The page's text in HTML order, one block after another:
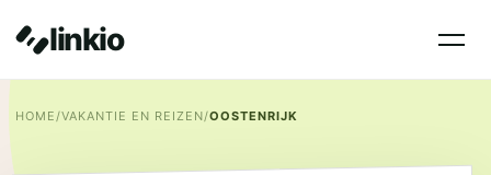
linkio
HOME/VAKANTIE EN REIZEN/OOSTENRIJK